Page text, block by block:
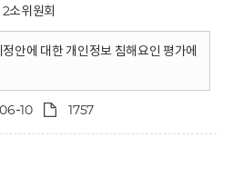
2소위원회
안에 대한 개인정보 침해요인 평가에
10 1757